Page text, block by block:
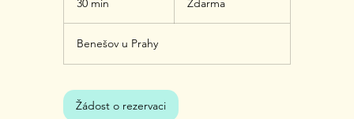
30 min
i
n
Zdarma
Benešov u Prahy
Žádost o rezervaci